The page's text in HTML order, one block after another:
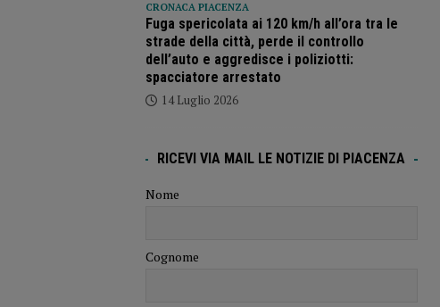
CRONACA PIACENZA
Fuga spericolata ai 120 km/h all’ora tra le
strade della città, perde il controllo
dell’auto e aggredisce i poliziotti:
spacciatore arrestato
14 Luglio 2026
RICEVI VIA MAIL LE NOTIZIE DI PIACENZA
Nome
Cognome